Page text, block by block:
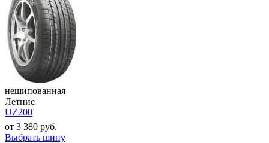
нешипованная
Летние
UZ200
от 3 380 руб.
Выбрать шину